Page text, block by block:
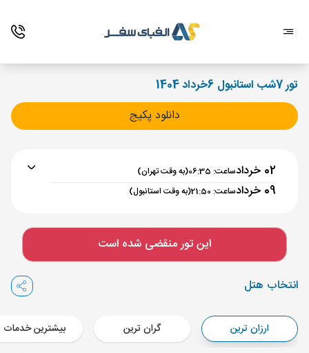
تور 7شب استانبول 6خرداد 1404
دانلود پکیج
02 خرداد ساعت: 06:35 (به وقت تهران)
09 خرداد ساعت: 21:50 (به وقت استانبول)
تهران , فرودگاه بین‌المللی امام خمینی IKA
مدت پرواز :
استانبول ,
Aircraft - معراج ایر (Economy)
برنامه برگشت :09 خرداد ساعت: 21:50
این تور منقضی شده است
انتخاب هتل
ارزان ترین گران ترین بیشترین خدمات